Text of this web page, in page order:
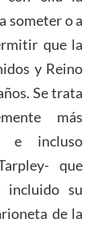
someter o a
que la
y Reino
Se trata
más
e incluso
que
incluido su
de la